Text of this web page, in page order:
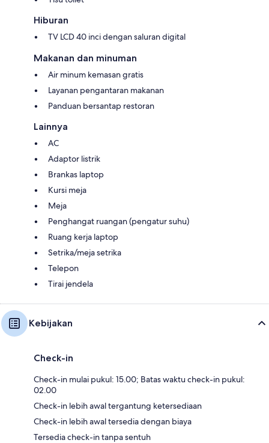
Hiburan
TV LCD 40 inci dengan saluran digital
Makanan dan minuman
Air minum kemasan gratis
Layanan pengantaran makanan
Panduan bersantap restoran
Lainnya
AC
Adaptor listrik
Brankas laptop
Kursi meja
Meja
Penghangat ruangan (pengatur suhu)
Ruang kerja laptop
Setrika/meja setrika
Telepon
Tirai jendela
Kebijakan
Check-in
Check-in mulai pukul: 15.00; Batas waktu check-in pukul:
02.00
Check-in lebih awal tergantung ketersediaan
Check-in lebih awal tersedia dengan biaya
Tersedia check-in tanpa sentuh